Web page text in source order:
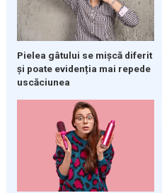
Pielea gâtului se mișcă diferit
și poate evidenția mai repede
uscăciunea